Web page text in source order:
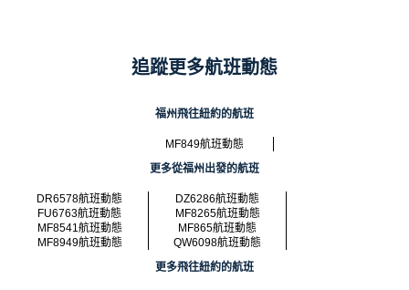
追蹤更多航班動態
福州飛往紐約的航班
MF849航班動態
更多從福州出發的航班
DR6578航班動態
DZ6286航班動態
FU6763航班動態
MF8265航班動態
MF8541航班動態
MF865航班動態
MF8949航班動態
QW6098航班動態
更多飛往紐約的航班